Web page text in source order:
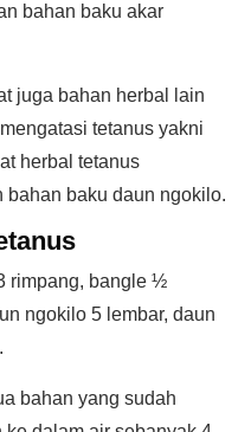
bahan baku akar
juga bahan herbal lain
tetanus yakni
herbal tetanus
baku daun ngokilo.
rimpang, bangle ½
ngokilo 5 lembar, daun
bahan yang sudah